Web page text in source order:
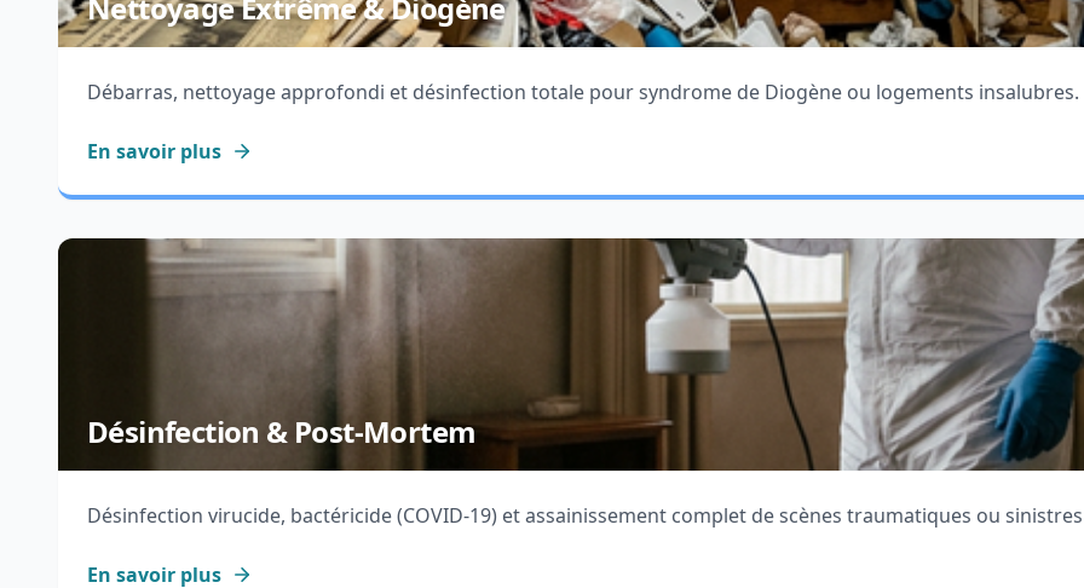
Débarras, nettoyage approfondi et désinfection totale pour syndrome de Diogène ou logements insalubres.
En savoir plus
Désinfection & Post-Mortem
Désinfection virucide, bactéricide (COVID-19) et assainissement complet de scènes traumatiques ou
En savoir plus